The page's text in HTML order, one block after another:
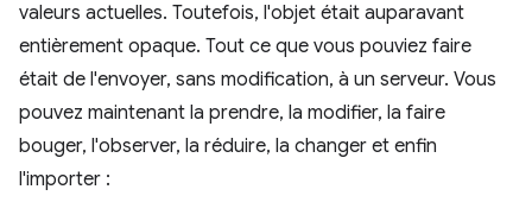
valeurs actuelles. Toutefois, l'objet était auparavant
entièrement opaque. Tout ce que vous pouviez faire
était de l'envoyer, sans modification, à un serveur. Vous
pouvez maintenant la prendre, la modifier, la faire
bouger, l'observer, la réduire, la changer et enfin
l'importer :